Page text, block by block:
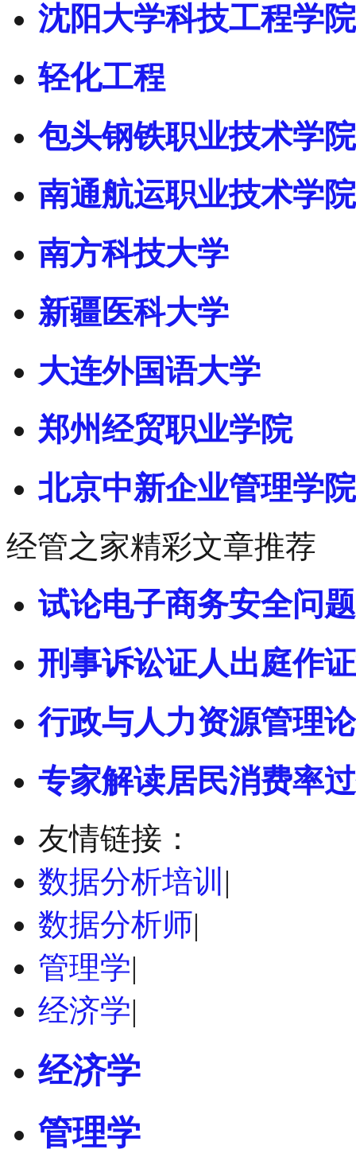
沈阳大学科技工程学院
轻化工程
包头钢铁职业技术学院
南通航运职业技术学院
南方科技大学
新疆医科大学
大连外国语大学
郑州经贸职业学院
北京中新企业管理学院
经管之家精彩文章推荐
试论电子商务安全问
刑事诉讼证人出庭作
行政与人力资源管理
专家解读居民消费率
友情链接：
数据分析培训 |
数据分析师|
管理学|
经济学|
经济学
管理学